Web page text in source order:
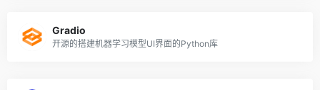
Gradio
开源的搭建机器学习模型UI界面的Python库